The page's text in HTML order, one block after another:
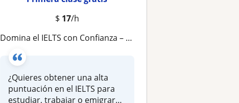
$ 17/h
Domina el IELTS con Confianza – Clases Personalizadas para Todos los Niveles
¿Quieres obtener una alta
puntuación en el IELTS para
estudiar, trabajar o emigrar